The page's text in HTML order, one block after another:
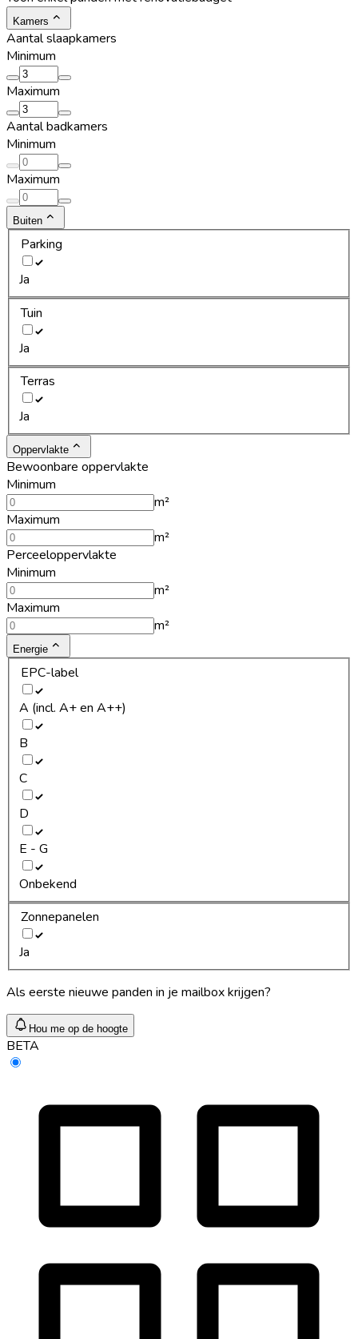
Kamers
Aantal slaapkamers
Minimum
Maximum
Aantal badkamers
Minimum
Maximum
Buiten
Parking
Ja
Tuin
Ja
Terras
Ja
Oppervlakte
Bewoonbare oppervlakte
Minimum
m²
Maximum
m²
Perceeloppervlakte
Minimum
m²
Maximum
m²
Energie
EPC-label
A (incl. A+ en A++)
B
C
D
E - G
Onbekend
Zonnepanelen
Ja
Als eerste nieuwe panden in je mailbox krijgen?
Hou me op de hoogte
BETA